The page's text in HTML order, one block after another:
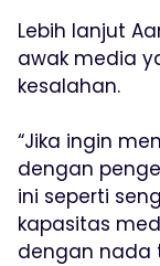
Lebih lanjut
awak media
kesalahan.
“Jika ingin
dengan
ini seperti
kapasitas
dengan nada